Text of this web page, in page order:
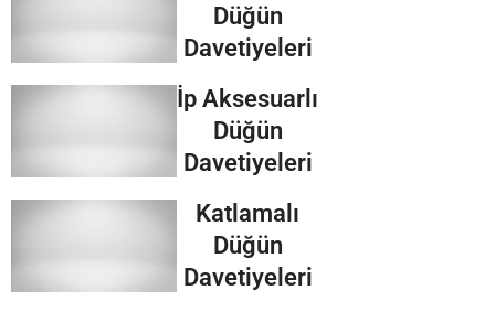
Düğün
Davetiyeleri
İp Aksesuarlı
Düğün
Davetiyeleri
Katlamalı
Düğün
Davetiyeleri